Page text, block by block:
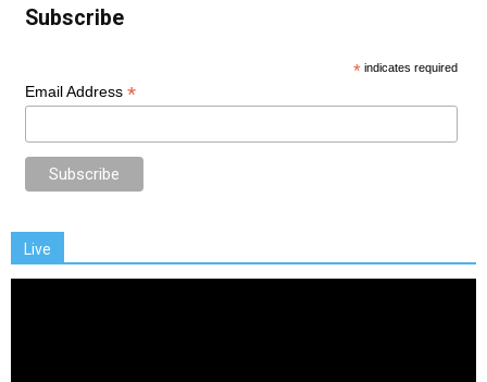
Subscribe
* indicates required
Email Address *
Live